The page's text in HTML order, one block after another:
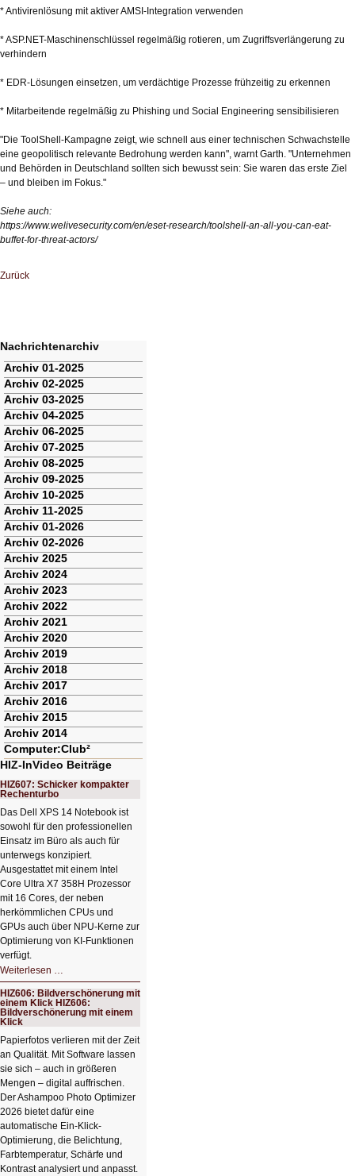
* Antivirenlösung mit aktiver AMSI-Integration verwenden
* ASP.NET-Maschinenschlüssel regelmäßig rotieren, um Zugriffsverlängerung zu
verhindern
* EDR-Lösungen einsetzen, um verdächtige Prozesse frühzeitig zu erkennen
* Mitarbeitende regelmäßig zu Phishing und Social Engineering sensibilisieren
"Die ToolShell-Kampagne zeigt, wie schnell aus einer technischen Schwachstelle
eine geopolitisch relevante Bedrohung werden kann", warnt Garth. "Unternehmen
und Behörden in Deutschland sollten sich bewusst sein: Sie waren das erste Ziel
– und bleiben im Fokus."
Siehe auch:
https://www.welivesecurity.com/en/eset-research/toolshell-an-all-you-can-eat-
buffet-for-threat-actors/
Zurück
Nachrichtenarchiv
Navigation
überspringen
Archiv 01-2025
Archiv 02-2025
Archiv 03-2025
Archiv 04-2025
Archiv 06-2025
Archiv 07-2025
Archiv 08-2025
Archiv 09-2025
Archiv 10-2025
Archiv 11-2025
Archiv 01-2026
Archiv 02-2026
Archiv 2025
Archiv 2024
Archiv 2023
Archiv 2022
Archiv 2021
Archiv 2020
Archiv 2019
Archiv 2018
Archiv 2017
Archiv 2016
Archiv 2015
Archiv 2014
Computer:Club²
HIZ-InVideo Beiträge
HIZ607: Schicker kompakter
Rechenturbo
Das Dell XPS 14 Notebook ist
sowohl für den professionellen
Einsatz im Büro als auch für
unterwegs konzipiert.
Ausgestattet mit einem Intel
Core Ultra X7 358H Prozessor
mit 16 Cores, der neben
herkömmlichen CPUs und
GPUs auch über NPU-Kerne zur
Optimierung von KI-Funktionen
verfügt.
Weiterlesen …
Schicker
kompakter
Rechenturbo
HIZ606: Bildverschönerung mit
einem Klick HIZ606:
Bildverschönerung mit einem
Klick
Papierfotos verlieren mit der Zeit
an Qualität. Mit Software lassen
sie sich – auch in größeren
Mengen – digital auffrischen.
Der Ashampoo Photo Optimizer
2026 bietet dafür eine
automatische Ein-Klick-
Optimierung, die Belichtung,
Farbtemperatur, Schärfe und
Kontrast analysiert und anpasst.